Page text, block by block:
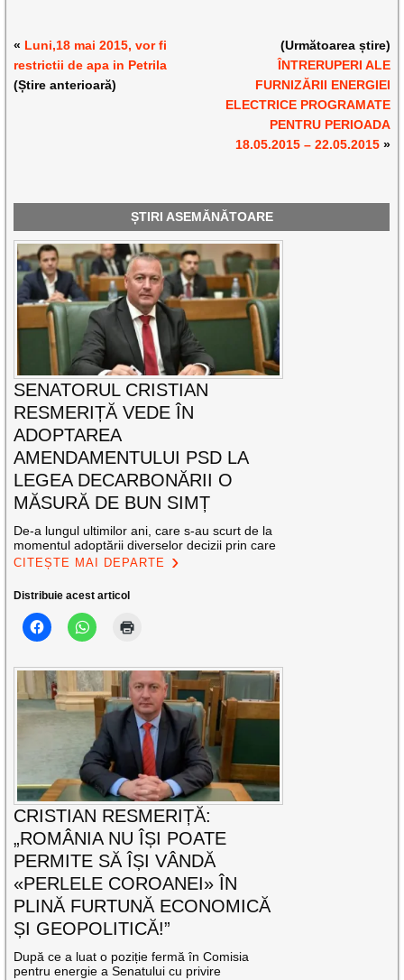
« Luni,18 mai 2015, vor fi
restrictii de apa in Petrila
(Știre anterioară)
(Următoarea știre)
ÎNTRERUPERI ALE
FURNIZĂRII ENERGIEI
ELECTRICE PROGRAMATE
PENTRU PERIOADA
18.05.2015 – 22.05.2015»
ȘTIRI ASEMĂNĂTOARE
SENATORUL CRISTIAN
RESMERIȚĂ VEDE ÎN
ADOPTAREA
AMENDAMENTULUI PSD LA
LEGEA DECARBONĂRII O
MĂSURĂ DE BUN SIMȚ
De-a lungul ultimilor ani, care s-au scurt de la
momentul adoptării diverselor decizii prin care
CITEȘTE MAI DEPARTE
Distribuie acest articol
CRISTIAN RESMERIȚĂ:
„ROMÂNIA NU ÎȘI POATE
PERMITE SĂ ÎȘI VÂNDĂ
«PERLELE COROANEI» ÎN
PLINĂ FURTUNĂ ECONOMICĂ
ȘI GEOPOLITICĂ!”
După ce a luat o poziție fermă în Comisia
pentru energie a Senatului cu privire